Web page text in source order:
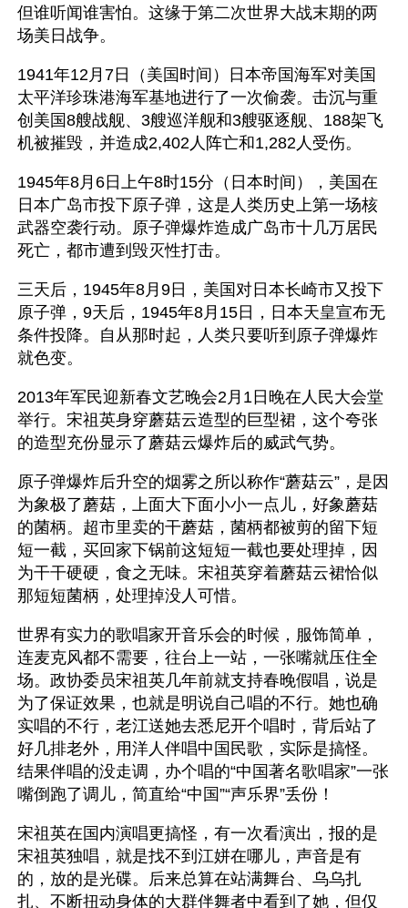
但谁听闻谁害怕。这缘于第二次世界大战末期的两
场美日战争。
1941年12月7日（美国时间）日本帝国海军对美国
太平洋珍珠港海军基地进行了一次偷袭。击沉与重
创美国8艘战舰、3艘巡洋舰和3艘驱逐舰、188架飞
机被摧毁，并造成2,402人阵亡和1,282人受伤。
1945年8月6日上午8时15分（日本时间），美国在
日本广岛市投下原子弹，这是人类历史上第一场核
武器空袭行动。原子弹爆炸造成广岛市十几万居民
死亡，都市遭到毁灭性打击。
三天后，1945年8月9日，美国对日本长崎市又投下
原子弹，9天后，1945年8月15日，日本天皇宣布无
条件投降。自从那时起，人类只要听到原子弹爆炸
就色变。
2013年军民迎新春文艺晚会2月1日晚在人民大会堂
举行。宋祖英身穿蘑菇云造型的巨型裙，这个夸张
的造型充份显示了蘑菇云爆炸后的威武气势。
原子弹爆炸后升空的烟雾之所以称作“蘑菇云”，是因
为象极了蘑菇，上面大下面小小一点儿，好象蘑菇
的菌柄。超市里卖的干蘑菇，菌柄都被剪的留下短
短一截，买回家下锅前这短短一截也要处理掉，因
为干干硬硬，食之无味。宋祖英穿着蘑菇云裙恰似
那短短菌柄，处理掉没人可惜。
世界有实力的歌唱家开音乐会的时候，服饰简单，
连麦克风都不需要，往台上一站，一张嘴就压住全
场。政协委员宋祖英几年前就支持春晚假唱，说是
为了保证效果，也就是明说自己唱的不行。她也确
实唱的不行，老江送她去悉尼开个唱时，背后站了
好几排老外，用洋人伴唱中国民歌，实际是搞怪。
结果伴唱的没走调，办个唱的“中国著名歌唱家”一张
嘴倒跑了调儿，简直给“中国”“声乐界”丢份！
宋祖英在国内演唱更搞怪，有一次看演出，报的是
宋祖英独唱，就是找不到江姘在哪儿，声音是有
的，放的是光碟。后来总算在站满舞台、乌乌扎
扎、不断扭动身体的大群伴舞者中看到了她，但仅